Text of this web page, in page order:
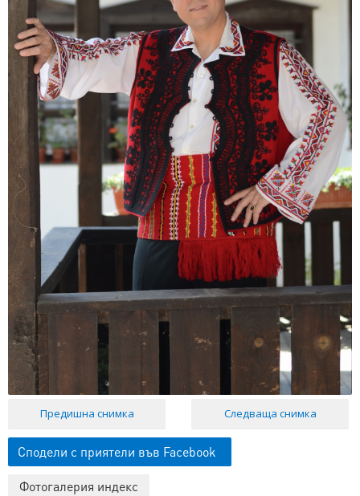
Предишна снимка Следваща снимка
Сподели с приятели във Facebook
Фотогалерия индекс